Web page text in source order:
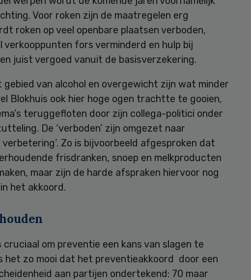
Voor roken zijn de maatregelen erg
roken op veel openbare plaatsen verboden,
fors verminderd en hulp bij
juist vergoed vanuit de basisverzekering.
gebied van alcohol en overgewicht zijn wat minder
Blokhuis ook hier hoge ogen trachtte te gooien,
teruggefloten door zijn collega-politici onder
De ‘verboden’ zijn omgezet naar
Zo is bijvoorbeeld afgesproken dat
frisdranken, snoep en melkproducten
maar zijn de harde afspraken hiervoor nog
het akkoord.
cruciaal om preventie een kans van slagen te
het zo mooi dat het preventieakkoord door een
aan partijen ondertekend: 70 maar